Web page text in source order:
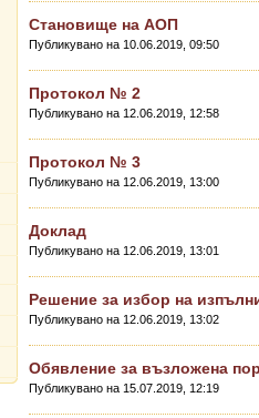
Становище на АОП
Публикувано на 10.06.2019, 09:50
Протокол № 2
Публикувано на 12.06.2019, 12:58
Протокол № 3
Публикувано на 12.06.2019, 13:00
Доклад
Публикувано на 12.06.2019, 13:01
Решение за избор на
Публикувано на 12.06.2019, 13:02
Обявление за възложена
Публикувано на 15.07.2019, 12:19